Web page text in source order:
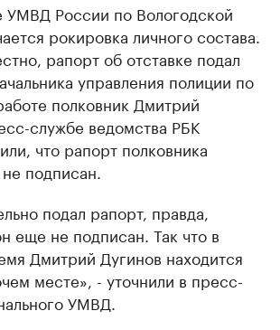
УМВД России по Вологодской
рокировка личного состава.
рапорт об отставке подал
управления полиции по
полковник Дмитрий
службе ведомства РБК
что рапорт полковника
подписан.
подал рапорт, правда,
еще не подписан. Так что в
Дмитрий Дугинов находится
месте», - уточнили в пресс-
УМВД.